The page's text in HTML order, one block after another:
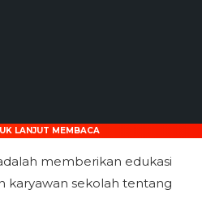
LANJUT MEMBACA
memberikan edukasi
karyawan sekolah tentang